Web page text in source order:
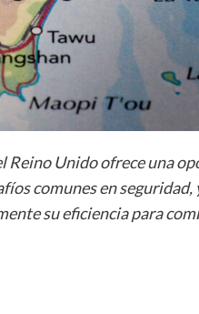
Reino Unido ofrece una
comunes en
su eficiencia para